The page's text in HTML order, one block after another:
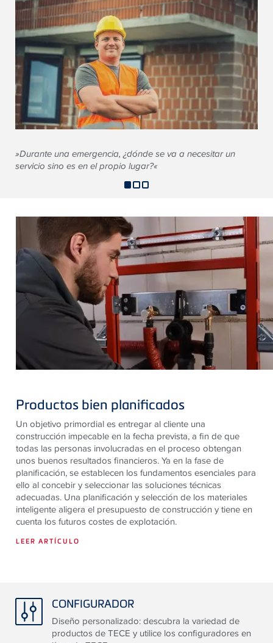
»Durante una emergencia, ¿dónde se va a necesitar un
servicio sino es en el propio lugar?«
Productos bien planificados
Un objetivo primordial es entregar al cliente una
construcción impecable en la fecha prevista, a fin de que
todas las personas involucradas en el proceso obtengan
unos buenos resultados financieros. Ya en la fase de
planificación, se establecen los fundamentos esenciales para
ello al concebir y seleccionar las soluciones técnicas
adecuadas. Una planificación y selección de los materiales
inteligente aligera el presupuesto de construcción y tiene en
cuenta los futuros costes de explotación.
LEER ARTÍCULO
CONFIGURADOR
Diseño personalizado: descubra la variedad de
productos de TECE y utilice los configuradores en